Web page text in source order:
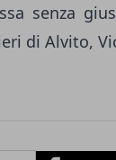
senza
di Alvito,